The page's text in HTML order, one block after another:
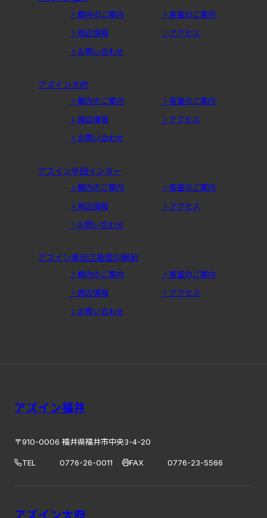
館内のご案内
客室のご案内
周辺情報
アクセス
お問い合わせ
アズイン大府
館内のご案内
客室のご案内
周辺情報
アクセス
お問い合わせ
アズイン半田インター
館内のご案内
客室のご案内
周辺情報
アクセス
お問い合わせ
アズイン東近江能登川駅前
館内のご案内
客室のご案内
周辺情報
アクセス
お問い合わせ
アズイン福井
〒910-0006 福井県福井市中央3-4-20
TEL 0776-26-0011 FAX 0776-23-5566
アズイン大府